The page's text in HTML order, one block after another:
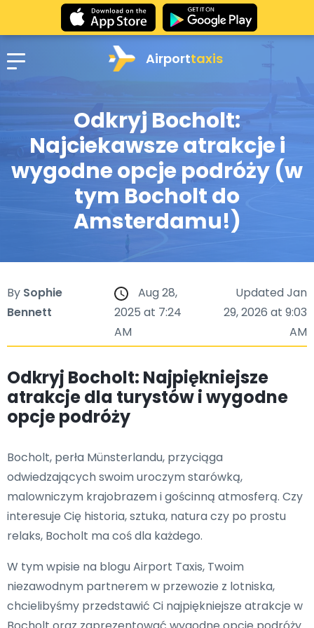
Airporttaxis
Odkryj Bocholt:
Najciekawsze atrakcje i
wygodne opcje podróży (w
tym Bocholt do
Amsterdamu!)
By Sophie
Bennett
Aug 28,
2025 at 7:24
AM
Updated Jan
29, 2026 at 9:03
AM
Odkryj Bocholt: Najpiękniejsze
atrakcje dla turystów i wygodne
opcje podróży
Bocholt, perła Münsterlandu, przyciąga
odwiedzających swoim uroczym starówką,
malowniczym krajobrazem i gościnną atmosferą. Czy
interesuje Cię historia, sztuka, natura czy po prostu
relaks, Bocholt ma coś dla każdego.
W tym wpisie na blogu Airport Taxis, Twoim
niezawodnym partnerem w przewozie z lotniska,
chcielibyśmy przedstawić Ci najpiękniejsze atrakcje w